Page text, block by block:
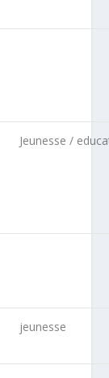
Jeunesse /
jeunesse